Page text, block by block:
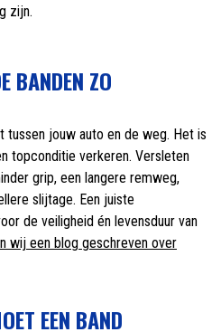
zijn.
BANDEN ZO
tussen jouw auto en de weg. Het is
topconditie verkeren. Versleten
grip, een langere remweg,
slijtage. Een juiste
de veiligheid én levensduur van
wij een blog geschreven over
EEN BAND